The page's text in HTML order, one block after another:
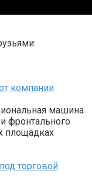
компании
машина
фронтального
площадках
торговой